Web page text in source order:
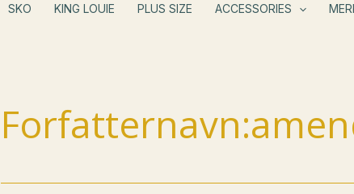
SKO KING LOUIE PLUS SIZE ACCESSORIES